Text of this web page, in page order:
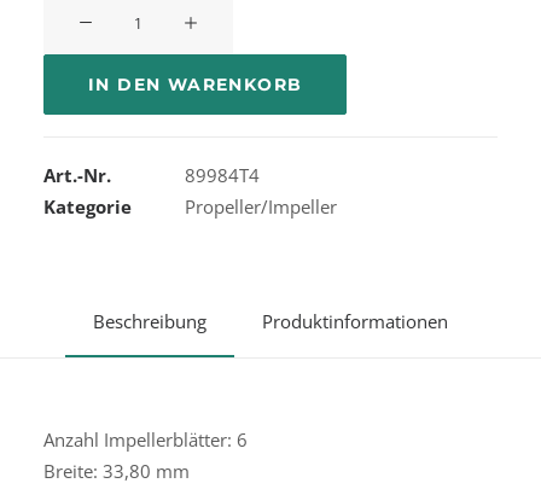
IN DEN WARENKORB
Art.-Nr.
89984T4
Kategorie
Propeller/Impeller
Beschreibung Produktinformationen
Anzahl Impellerblätter: 6
Breite: 33,80 mm